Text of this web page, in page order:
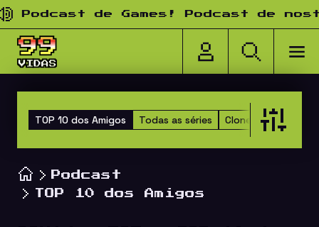
Pular para o conteúdode Games! Podcast de
Todas as séries Clones Happy
TOP 10 dos Amigos
Podcast
TOP 10 dos Amigos